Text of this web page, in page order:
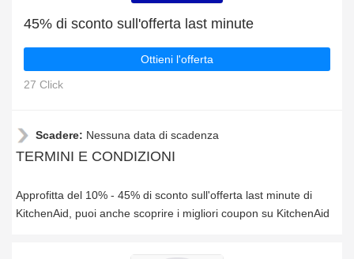
45% di sconto sull'offerta last minute
Ottieni l'offerta
27 Click
Scadere: Nessuna data di scadenza
TERMINI E CONDIZIONI
Approfitta del 10% - 45% di sconto sull'offerta last minute di
KitchenAid, puoi anche scoprire i migliori coupon su KitchenAid